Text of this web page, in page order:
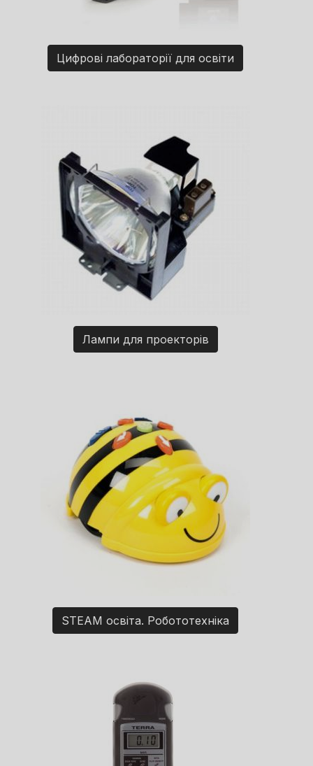
Цифрові лабораторії для освіти
Лампи для проекторів
STEAM освіта. Робототехніка